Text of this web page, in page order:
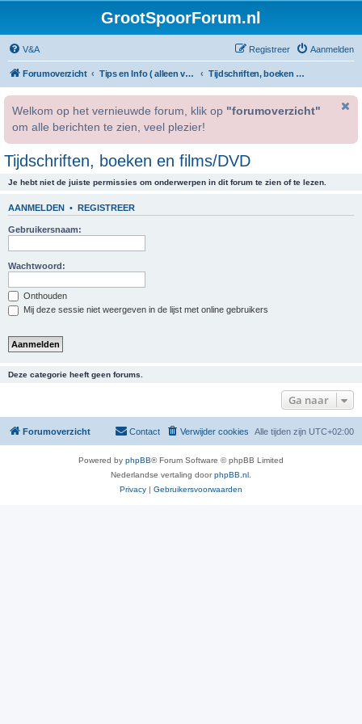
GrootSpoorForum.nl
V&A Aanmelden
Registreer
Forumoverzicht Tips en Info ( alleen voor geregistreerde gebruikers ) Tijdschriften, boeken en films/DVD
Welkom op het vernieuwde forum, klik op "forumoverzicht"
om alle berichten te zien, veel plezier!
Tijdschriften, boeken en films/DVD
Je hebt niet de juiste permissies om onderwerpen in dit forum te zien of te lezen.
AANMELDEN • REGISTREER
Gebruikersnaam:
Wachtwoord:
Onthouden
Mij deze sessie niet weergeven in de lijst met online gebruikers
Deze categorie heeft geen forums.
Ga naar
Forumoverzicht Alle tijden zijn UTC+02:00
Verwijder cookies
Contact
Powered by phpBB® Forum Software © phpBB Limited
Nederlandse vertaling doorphpBB.nl
Privacy | Gebruikersvoorwaarden